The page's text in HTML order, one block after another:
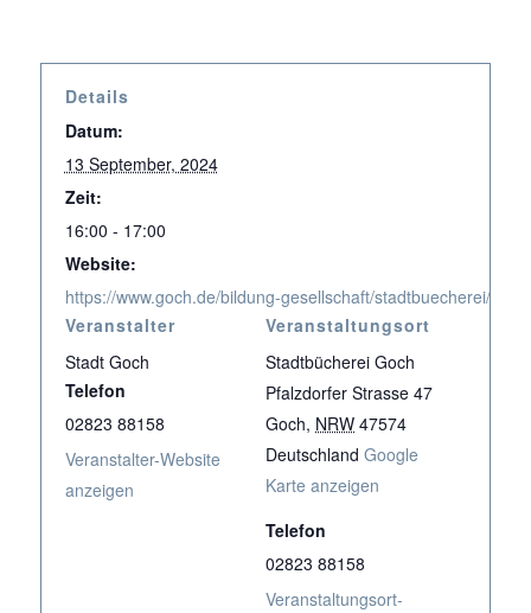
Details
Datum:
13 September, 2024
Zeit:
16:00 - 17:00
Website:
https://www.goch.de/bildung-gesellschaft/stadtbuecherei/
Veranstaltungsort
Stadtbücherei Goch
Pfalzdorfer Strasse 47
Goch, NRW 47574
Deutschland Google
Karte anzeigen
Telefon
02823 88158
Veranstaltungsort-
Veranstalter
Stadt Goch
Telefon
02823 88158
Veranstalter-Website
anzeigen